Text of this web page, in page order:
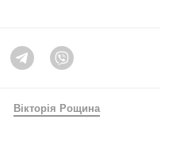
Twitter Telegram
Вікторія Рощина